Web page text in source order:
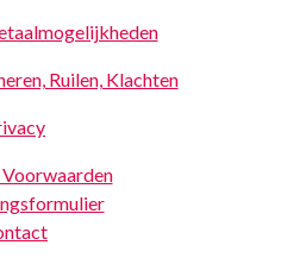
Ruilen, Klachten